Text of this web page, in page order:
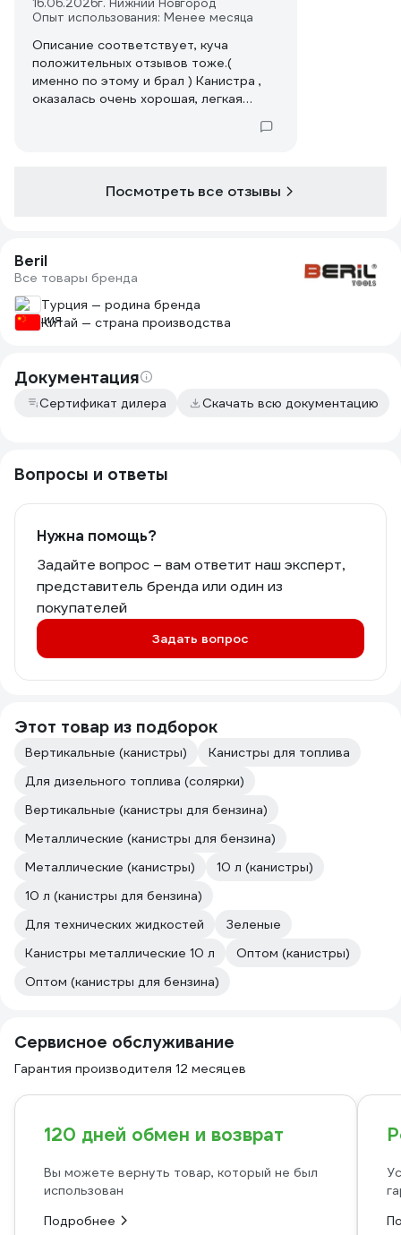
16.06.2026г. Нижний Новгород
Опыт использования: Менее месяца
Описание соответствует, куча
положительных отзывов тоже.(
именно по этому и брал ) Канистра ,
оказалась очень хорошая, легкая
резиновая прокладка предотврощают
устойчиво. Из минусов только ручка,
Посмотреть все отзывы
Beril
Все товары бренда
Турция — родина бренда
Китай — страна производства
Документация
Сертификат дилера Скачать всю документацию
Вопросы и ответы
Нужна помощь?
Задайте вопрос – вам ответит наш эксперт,
представитель бренда или один из
покупателей
Задать вопрос
Этот товар из подборок
Вертикальные (канистры)
Канистры для топлива
Для дизельного топлива (солярки)
Вертикальные (канистры для бензина)
Металлические (канистры для бензина)
Металлические (канистры)
10 л (канистры)
10 л (канистры для бензина)
Для технических жидкостей
Зеленые
Канистры металлические 10 л
Оптом (канистры)
Оптом (канистры для бензина)
Сервисное обслуживание
Гарантия производителя 12 месяцев
120 дней обмен и возврат
Вы можете вернуть товар, который не был
использован
Подробнее